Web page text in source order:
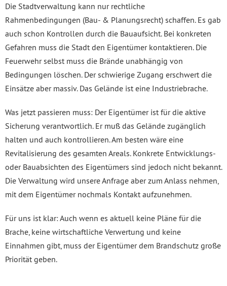
Die Stadtverwaltung kann nur rechtliche
Rahmenbedingungen (Bau- & Planungsrecht) schaffen. Es gab
auch schon Kontrollen durch die Bauaufsicht. Bei konkreten
Gefahren muss die Stadt den Eigentümer kontaktieren. Die
Feuerwehr selbst muss die Brände unabhängig von
Bedingungen löschen. Der schwierige Zugang erschwert die
Einsätze aber massiv. Das Gelände ist eine Industriebrache.
Was jetzt passieren muss: Der Eigentümer ist für die aktive
Sicherung verantwortlich. Er muß das Gelände zugänglich
halten und auch kontrollieren. Am besten wäre eine
Revitalisierung des gesamten Areals. Konkrete Entwicklungs-
oder Bauabsichten des Eigentümers sind jedoch nicht bekannt.
Die Verwaltung wird unsere Anfrage aber zum Anlass nehmen,
mit dem Eigentümer nochmals Kontakt aufzunehmen.
Für uns ist klar: Auch wenn es aktuell keine Pläne für die
Brache, keine wirtschaftliche Verwertung und keine
Einnahmen gibt, muss der Eigentümer dem Brandschutz große
Priorität geben.